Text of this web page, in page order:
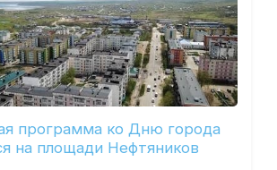
программа ко Дню города
на площади Нефтяников